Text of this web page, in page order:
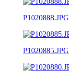
P1020888.JPG
P1020885.JPG